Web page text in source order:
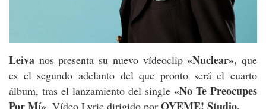
Leiva nos presenta su nuevo vídeoclip«Nuclear», que
es el segundo adelanto del que pronto será el cuarto
álbum, tras el lanzamiento del single «No Te Preocupes
Por Mí». Vídeo Lyric dirigido por OYEME! Studio.